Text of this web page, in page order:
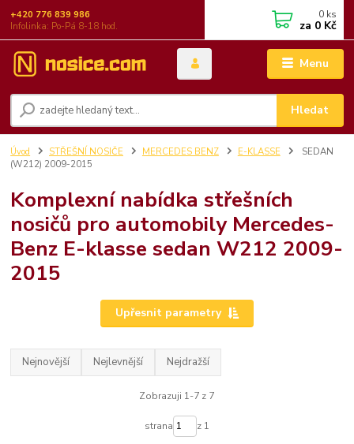
Menu
Hledat
+420 776 839 986
Infolinka: Po-Pá 8-18 hod.
0 ks
za 0 Kč
Úvod STŘEŠNÍ NOSIČE MERCEDES BENZ E-KLASSE
SEDAN
(W212) 2009-2015
Komplexní nabídka střešních
nosičů pro automobily Mercedes-
Benz E-klasse sedan W212 2009-
2015
Upřesnit parametry
Nejnovější Nejlevnější Nejdražší
Zobrazuji 1-7 z 7
strana z 1